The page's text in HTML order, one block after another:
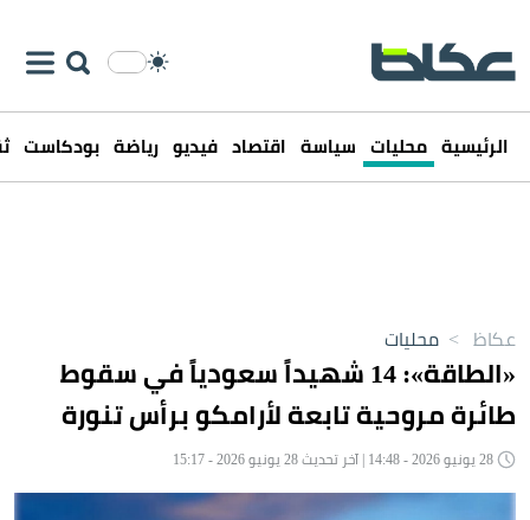
الرئيسية محليات سياسة اقتصاد فيديو رياضة بودكاست
عكاظ > محليات
«الطاقة»: 14 شهيداً سعودياً في سقوط
طائرة مروحية تابعة لأرامكو برأس تنورة